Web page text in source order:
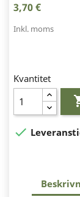
3,70 €
Inkl. moms
Kvantitet
